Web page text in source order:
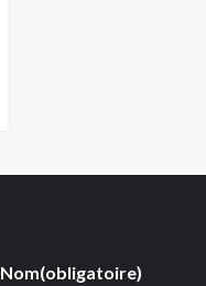
Nom(obligatoire)